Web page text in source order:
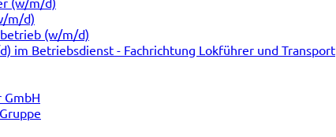
m/d)
(w/m/d)
im Betriebsdienst - Fachrichtung Lokführer und Transport
GmbH